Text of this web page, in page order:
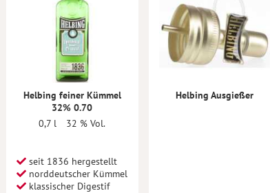
Helbing feiner Kümmel
32% 0.70
0,7 l
32 % Vol.
seit 1836 hergestellt
norddeutscher Kümmel
klassischer Digestif
Helbing Ausgießer